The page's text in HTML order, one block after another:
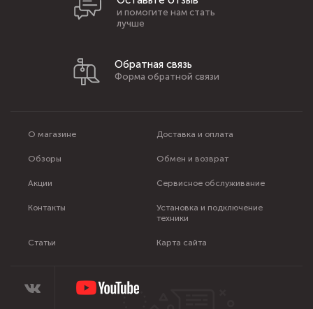
О магазине Доставка и оплата
Обзоры Обмен и возврат
Акции Сервисное обслуживание
Контакты
Установка и подключение
техники
Статьи Карта сайта
и помогите нам стать
лучше
Обратная связь
Форма обратной связи